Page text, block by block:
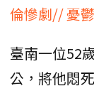
倫慘劇// 憂
臺南一位52
公，將他悶